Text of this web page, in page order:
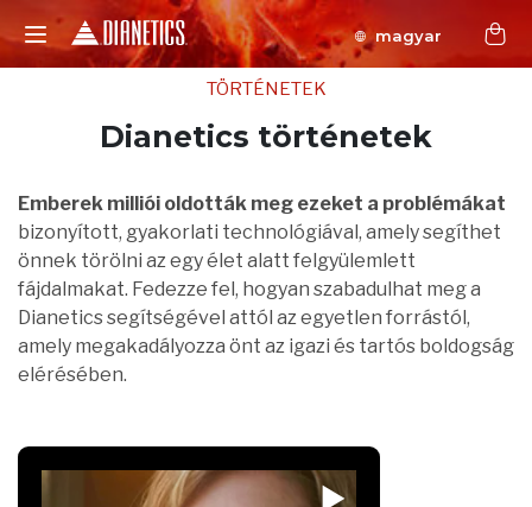
magyar
TÖRTÉNETEK
Dianetics történetek
Emberek milliói oldották meg ezeket a problémákat
bizonyított, gyakorlati technológiával, amely segíthet
önnek törölni az egy élet alatt felgyülemlett
fájdalmakat. Fedezze fel, hogyan szabadulhat meg a
Dianetics segítségével attól az egyetlen forrástól,
amely megakadályozza önt az igazi és tartós boldogság
elérésében.